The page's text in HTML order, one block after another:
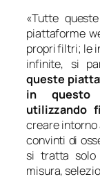
«Tutte
piattaforme
propri filtri; le
infinite, si
queste
in questo
utilizzando
creare intorno
convinti di
si tratta solo
misura,